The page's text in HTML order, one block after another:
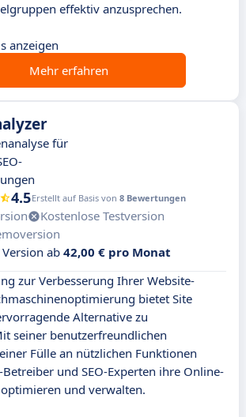
effektiv anzusprechen.
anzeigen
Mehr erfahren
für
4.5Erstellt auf Basis von 8 Bewertungen
Kostenlose Testversion
ab 42,00 € pro Monat
zur Verbesserung Ihrer Website-
bietet Site
Alternative zu
seiner benutzerfreundlichen
Fülle an nützlichen Funktionen
und SEO-Experten ihre Online-
und verwalten.